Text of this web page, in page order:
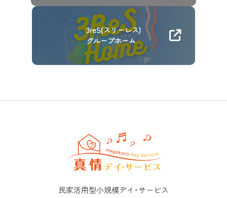
3reS(スリーレス)
グループホーム
民家活用型小規模デイ･サービス